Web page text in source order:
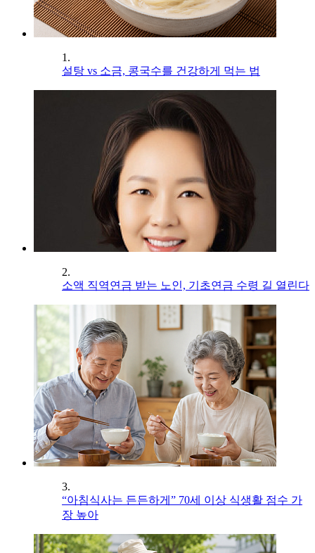
1.
설탕 vs 소금, 콩국수를 건강하게 먹는 법
2.
소액 직역연금 받는 노인, 기초연금 수령 길 열린다
3.
“아침식사는 든든하게” 70세 이상 식생활 점수 가
장 높아